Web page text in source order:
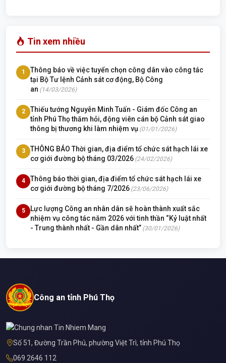
Tin xem nhiều
1
Thông báo về việc tuyển chọn công dân vào công tác
tại Bộ Tư lệnh Cảnh sát cơ động, Bộ Công
an (14/03/2026)
2
Thiếu tướng Nguyễn Minh Tuấn - Giám đốc Công an
tỉnh Phú Thọ thăm hỏi, động viên cán bộ Cảnh sát giao
thông bị thương khi làm nhiệm vụ (01/01/2026)
3
THÔNG BÁO Thời gian, địa điểm tổ chức sát hạch lái xe
cơ giới đường bộ tháng 03/2026 (24/02/2026)
4
Thông báo thời gian, địa điểm tổ chức sát hạch lái xe
cơ giới đường bộ tháng 7/2026 (23/06/2026)
5
Lực lượng Công an nhân dân sẽ hoàn thành xuất sắc
nhiệm vụ công tác năm 2026 với tinh thần “Kỷ luật nhất
- Trung thành nhất - Gần dân nhất” (30/01/2026)
Công an tỉnh Phú Thọ
Số 51, Đường Trần Phú, phường Việt Trì, tỉnh Phú Thọ
069 2646 112